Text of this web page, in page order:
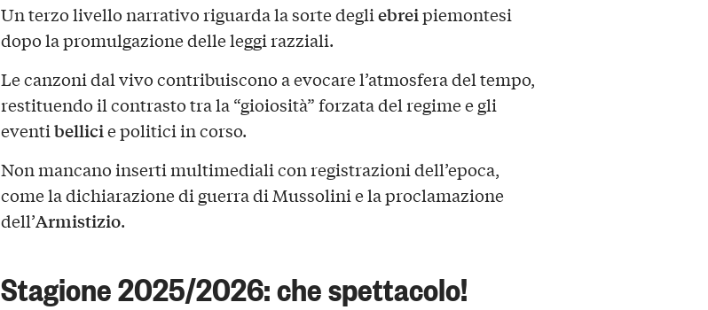
Un terzo livello narrativo riguarda la sorte degliebreipiemontesi
dopo la promulgazione delle leggi razziali.
Le canzoni dal vivo contribuiscono a evocare l’atmosfera del tempo,
restituendo il contrasto tra la “gioiosità” forzata del regime e gli
eventibellicie politici in corso.
Non mancano inserti multimediali con registrazioni dell’epoca,
come la dichiarazione di guerra di Mussolini e la proclamazione
dell’Armistizio.
Stagione 2025/2026: che spettacolo!